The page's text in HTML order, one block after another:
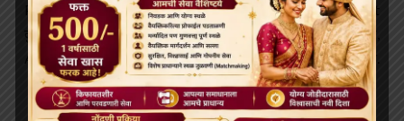
Previous
दुःख आणि निराशावाद ? Sadness
And Pessimism?
Next
गौतम बुद्धांचे मौल्यवान विचार चिंता,
द्वेष आणि मत्सर दूर करतात.